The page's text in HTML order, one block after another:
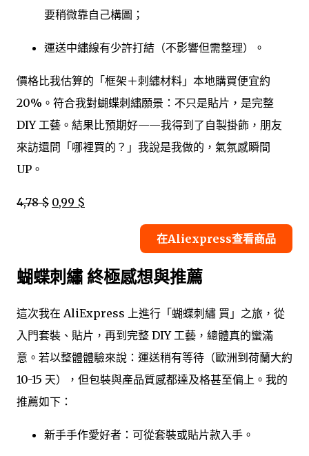
要稍微靠自己構圖；
運送中繡線有少許打結（不影響但需整理）。
價格比我估算的「框架＋刺繡材料」本地購買便宜約
20%。符合我對蝴蝶刺繡願景：不只是貼片，是完整
DIY 工藝。結果比預期好——我得到了自製掛飾，朋友
來訪還問「哪裡買的？」我說是我做的，氣氛感瞬間
UP。
4,78 $ 0,99 $
在Aliexpress查看商品
蝴蝶刺繡 終極感想與推薦
這次我在 AliExpress 上進行「蝴蝶刺繡 買」之旅，從
入門套裝、貼片，再到完整 DIY 工藝，總體真的蠻滿
意。若以整體體驗來說：運送稍有等待（歐洲到荷蘭大約
10-15 天），但包裝與產品質感都達及格甚至偏上。我的
推薦如下：
新手手作愛好者：可從套裝或貼片款入手。